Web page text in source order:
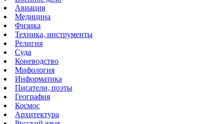
Авиация
Медицина
Физика
Техника, инструменты
Религия
Суда
Коневодство
Мифология
Информатика
Писатели, поэты
География
Космос
Архитектура